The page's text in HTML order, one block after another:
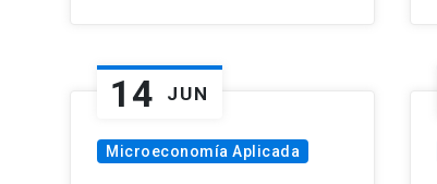
14 JUN
Microeconomía Aplicada